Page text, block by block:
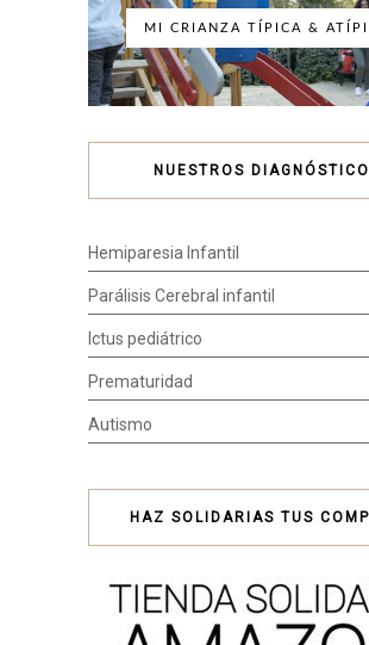
MI CRIANZA TÍPICA &
NUESTROS
Hemiparesia Infantil
Parálisis Cerebral infantil
Ictus pediátrico
Prematuridad
Autismo
HAZ SOLIDARIAS TUS